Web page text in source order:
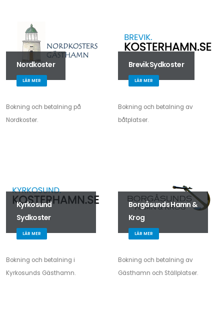
Nordkoster
LÄR MER
Bokning och betalning på
Nordkoster.
Brevik Sydkoster
LÄR MER
Bokning och betalning av
båtplatser.
Kyrkosund
Sydkoster
LÄR MER
Bokning och betalning i
Kyrkosunds Gästhamn.
Borgåsunds Hamn &
Krog
LÄR MER
Bokning och betalning av
Gästhamn och Ställplatser.